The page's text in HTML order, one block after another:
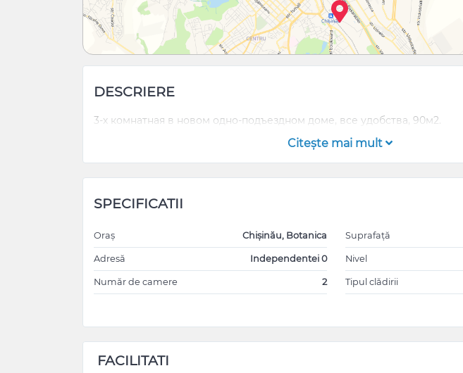
DESCRIERE
3-х комнатная в новом одно-подъездном доме, все удобства, 90м2.
Citeşte mai mult
SPECIFICATII
Oraș Chișinău, Botanica
Adresă Independentei 0
Număr de camere 2
Suprafață
Nivel
Tipul clădirii
FACILITATI